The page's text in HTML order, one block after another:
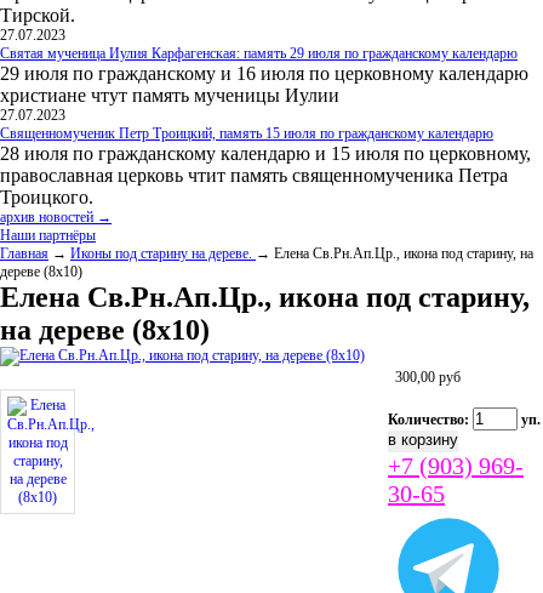
Тирской.
27.07.2023
Святая мученица Иулия Карфагенская: память 29 июля по гражданскому календарю
29 июля по гражданскому и 16 июля по церковному календарю
христиане чтут память мученицы Иулии
27.07.2023
Священномученик Петр Троицкий, память 15 июля по гражданскому календарю
28 июля по гражданскому календарю и 15 июля по церковному,
православная церковь чтит память священномученика Петра
Троицкого.
архив новостей →
Наши партнёры
Главная → Иконы под старину на дереве. → Елена Св.Рн.Ап.Цр., икона под старину, на
дереве (8x10)
Елена Св.Рн.Ап.Цр., икона под старину,
на дереве (8x10)
300,00 руб
Количество: уп.
+7 (903) 969-
30-65